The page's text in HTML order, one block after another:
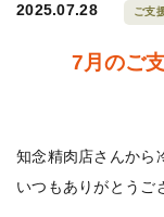
2025.07.28 ご支
7月のご
知念精肉店さんから
いつもありがとうご